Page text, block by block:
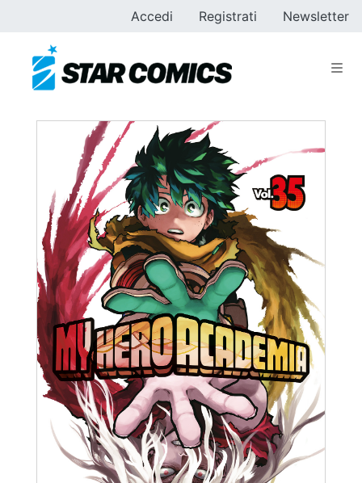
Accedi Registrati Newsletter